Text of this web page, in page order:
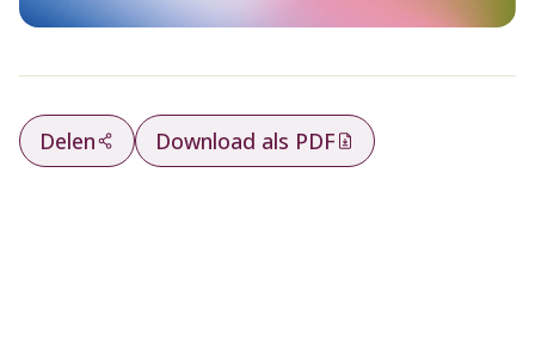
Delen Download als PDF